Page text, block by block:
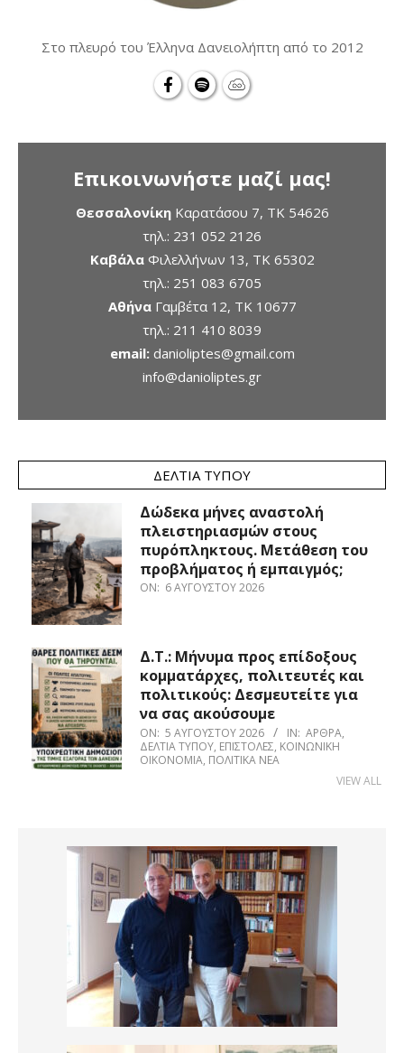
Στο πλευρό του Έλληνα Δανειολήπτη από το 2012
Επικοινωνήστε μαζί μας!
ΘεσσαλονίκηΚαρατάσου 7, TK 54626
τηλ.: 231 052 2126
ΚαβάλαΦιλελλήνων 13, ΤΚ 65302
τηλ.: 251 083 6705
ΑθήναΓαμβέτα 12, ΤΚ 10677
τηλ.: 211 410 8039
email: danioliptes@gmail.com
info@danioliptes.gr
ΔΕΛΤΊΑ ΤΎΠΟΥ
Δώδεκα μήνες αναστολή
πλειστηριασμών στους
πυρόπληκτους. Μετάθεση του
προβλήματος ή εμπαιγμός;
ON: 6 ΑΥΓΟΎΣΤΟΥ 2026
Δ.Τ.: Μήνυμα προς επίδοξους
κομματάρχες, πολιτευτές και
πολιτικούς: Δεσμευτείτε για
να σας ακούσουμε
ON: 5 ΑΥΓΟΎΣΤΟΥ 2026 IN: ΆΡΘΡΑ,
ΔΕΛΤΊΑ ΤΎΠΟΥ, ΕΠΙΣΤΟΛΈΣ, ΚΟΙΝΩΝΙΚΉ
ΟΙΚΟΝΟΜΊΑ, ΠΟΛΙΤΙΚΆ ΝΈΑ
VIEW ALL